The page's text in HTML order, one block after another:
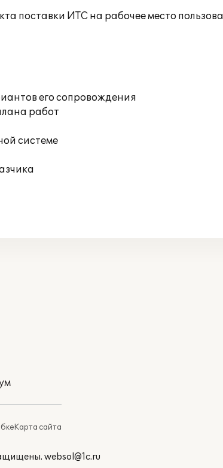
поставки ИТС на рабочее место
его сопровождения
работ
системе
Карта сайта
websol@1c.ru